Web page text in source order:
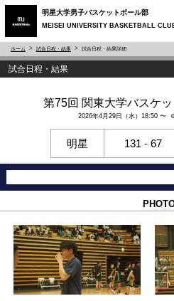
明星大学男子バスケットボール部
MEISEI UNIVERSITY BASKETBALL
ホーム 試合日程・結果 試合日程・結果詳細
試合日程・結果
第75回 関東大学バスケ
2026年4月29日（水）18:50 〜
明星 131 - 67